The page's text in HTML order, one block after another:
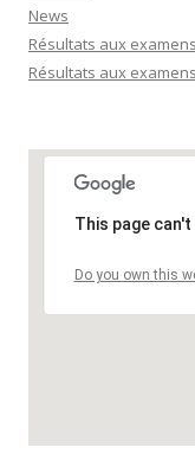
News
Résultats aux
Résultats aux
This page
Do you own this